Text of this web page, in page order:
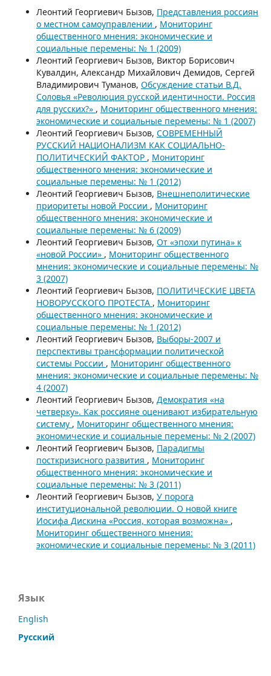
Леонтий Георгиевич Бызов, Представления россиян
о местном самоуправлении , Мониторинг
общественного мнения: экономические и
социальные перемены: № 1 (2009)
Леонтий Георгиевич Бызов, Виктор Борисович
Кувалдин, Александр Михайлович Демидов, Сергей
Владимирович Туманов, Обсуждение статьи В.Д.
Соловья «Революция русской идентичности. Россия
для русских?» , Мониторинг общественного мнения:
экономические и социальные перемены: № 1 (2007)
Леонтий Георгиевич Бызов, СОВРЕМЕННЫЙ
РУССКИЙ НАЦИОНАЛИЗМ КАК СОЦИАЛЬНО-
ПОЛИТИЧЕСКИЙ ФАКТОР , Мониторинг
общественного мнения: экономические и
социальные перемены: № 1 (2012)
Леонтий Георгиевич Бызов, Внешнеполитические
приоритеты новой России , Мониторинг
общественного мнения: экономические и
социальные перемены: № 6 (2009)
Леонтий Георгиевич Бызов, От «эпохи путина» к
«новой России» , Мониторинг общественного
мнения: экономические и социальные перемены: №
3 (2007)
Леонтий Георгиевич Бызов, ПОЛИТИЧЕСКИЕ ЦВЕТА
НОВОРУССКОГО ПРОТЕСТА , Мониторинг
общественного мнения: экономические и
социальные перемены: № 1 (2012)
Леонтий Георгиевич Бызов, Выборы-2007 и
перспективы трансформации политической
системы России , Мониторинг общественного
мнения: экономические и социальные перемены: №
4 (2007)
Леонтий Георгиевич Бызов, Демократия «на
четверку». Как россияне оценивают избирательную
систему , Мониторинг общественного мнения:
экономические и социальные перемены: № 2 (2007)
Леонтий Георгиевич Бызов, Парадигмы
посткризисного развития , Мониторинг
общественного мнения: экономические и
социальные перемены: № 3 (2011)
Леонтий Георгиевич Бызов, У порога
институциональной революции. О новой книге
Иосифа Дискина «Россия, которая возможна» ,
Мониторинг общественного мнения:
экономические и социальные перемены: № 3 (2011)
Язык
English
Русский